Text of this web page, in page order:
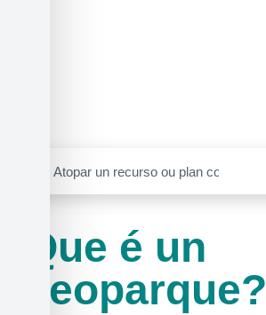
Que é un
xeoparque?